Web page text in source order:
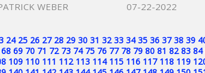
WEBER 07-22-2022
24 25 26 27 28 29 30 31 32 33 34 35 36 37 38 39
68 69 70 71 72 73 74 75 76 77 78 79 80 81 82 83 84
109 110 111 112 113 114 115 116 117 118 119